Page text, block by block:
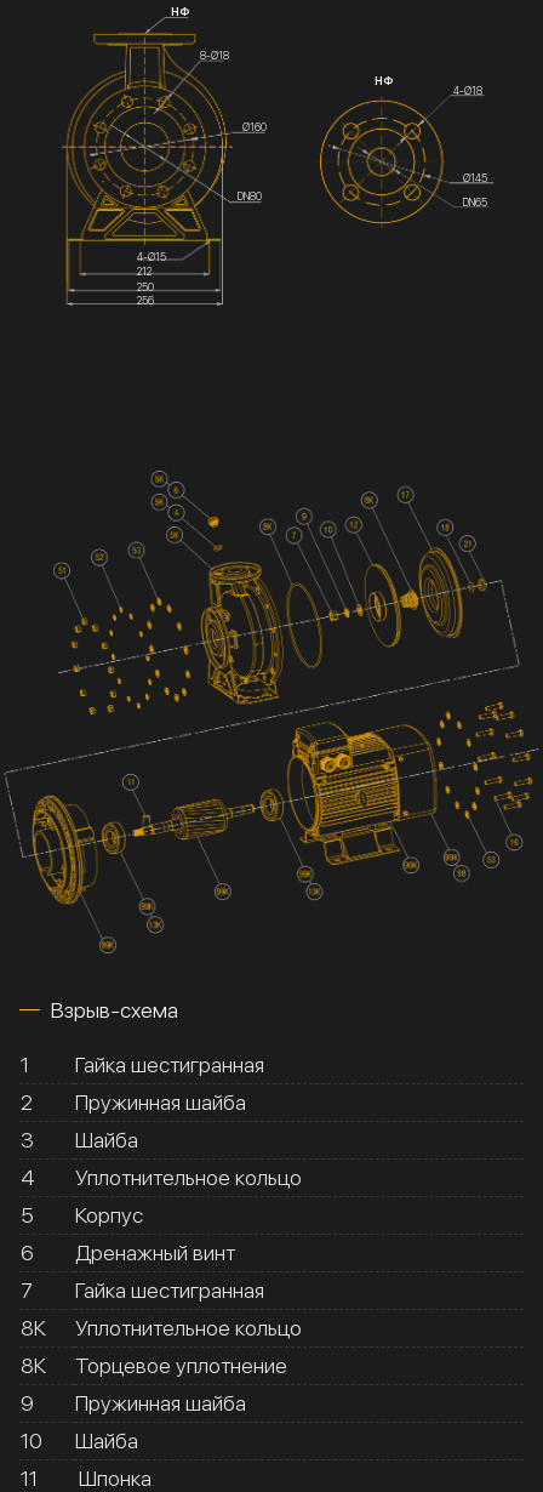
НФ
НФ
DN80
DN65
8-Ø18
Ø160
4-Ø15
212
250
256
4-Ø18
Ø145
Взрыв-схема
1
Гайка шестигранная
2
Пружинная шайба
3
Шайба
4
Уплотнительное кольцо
5
Корпус
6
Дренажный винт
7
Гайка шестигранная
8К
Уплотнительное кольцо
8К
Торцевое уплотнение
9
Пружинная шайба
10
Шайба
11
Шпонка